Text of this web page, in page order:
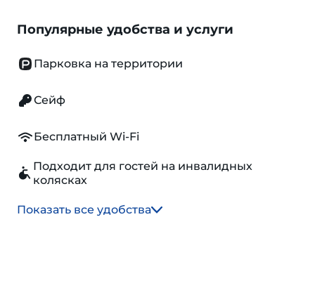
Популярные удобства и услуги
Парковка на территории
Сейф
Бесплатный Wi-Fi
Подходит для гостей на инвалидных
колясках
Показать все удобства